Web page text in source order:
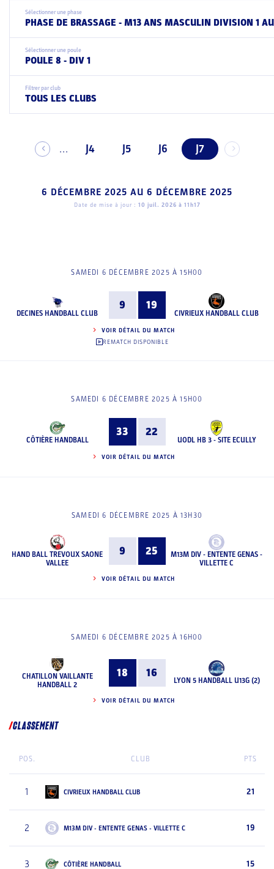
Sélectionner une phase
PHASE DE BRASSAGE - M13 ANS MASCULIN DIVISION 1
Sélectionner une poule
POULE 8 - DIV 1
Filtrer par club
TOUS LES CLUBS
... J4 J5 J6 J7
6 DÉCEMBRE 2025 AU 6 DÉCEMBRE 2025
Date de mise à jour : 10 juil. 2026 à 11h17
SAMEDI 6 DÉCEMBRE 2025 À 15H00
DECINES HANDBALL CLUB
9 19
CIVRIEUX HANDBALL CLUB
VOIR DÉTAIL DU MATCH
REMATCH DISPONIBLE
SAMEDI 6 DÉCEMBRE 2025 À 15H00
CÔTIÈRE HANDBALL
33 22
UODL HB 3 - SITE ECULLY
VOIR DÉTAIL DU MATCH
SAMEDI 6 DÉCEMBRE 2025 À 13H30
HAND BALL TREVOUX SAONE
VALLEE
9 25
M13M DIV - ENTENTE GENAS -
VILLETTE C
VOIR DÉTAIL DU MATCH
SAMEDI 6 DÉCEMBRE 2025 À 16H00
CHATILLON VAILLANTE
HANDBALL 2
18 16
LYON 5 HANDBALL U13G (2)
VOIR DÉTAIL DU MATCH
CLASSEMENT
POS. CLUB PTS
1 CIVRIEUX HANDBALL CLUB 21
2 M13M DIV - ENTENTE GENAS - VILLETTE C 19
3 CÔTIÈRE HANDBALL 15